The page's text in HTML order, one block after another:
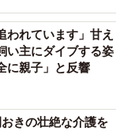
われています」甘え
主にダイブする姿
に親子」と反響
きの壮絶な介護を